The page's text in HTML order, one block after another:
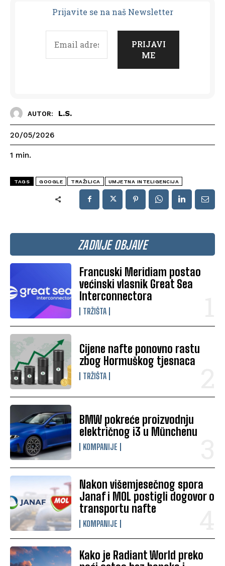
ZADNJE OBJAVE
Francuski Meridiam postao
većinski vlasnik Great Sea
Interconnectora
TRŽIŠTA
Cijene nafte ponovno rastu
zbog Hormuškog tjesnaca
TRŽIŠTA
BMW pokreće proizvodnju
električnog i3 u Münchenu
KOMPANIJE
Nakon višemjesečnog spora
Janaf i MOL postigli dogovor o
transportu nafte
KOMPANIJE
Kako je Radiant World preko
Prijavite se na naš Newsletter
AUTOR: L.S.
20/05/2026
1 min.
TAGS GOOGLE TRAŽILICA UMJETNA INTELIGENCIJA